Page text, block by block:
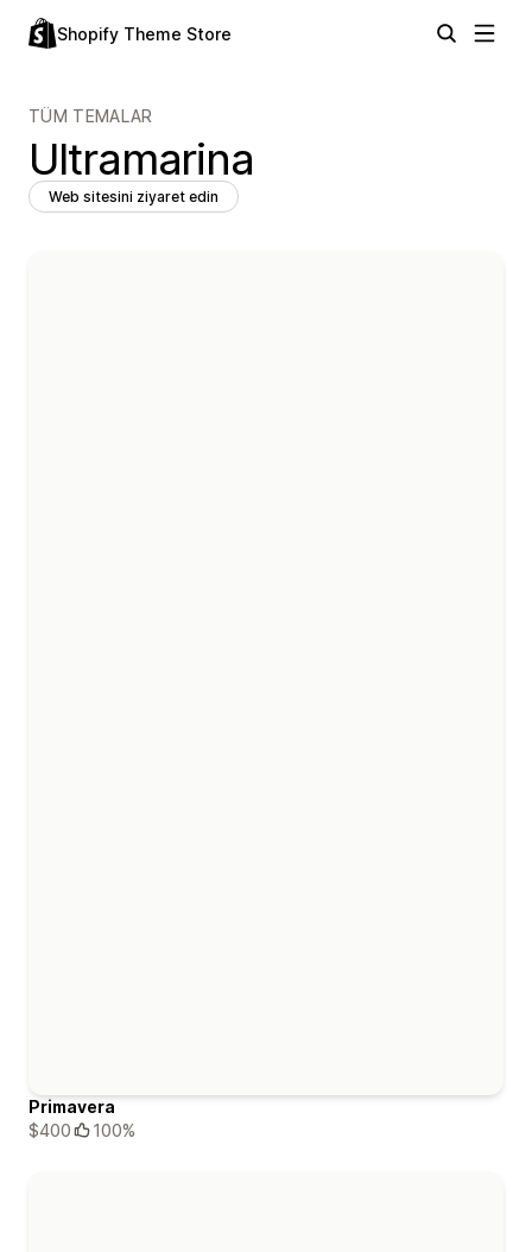
Shopify Theme Store
TÜM TEMALAR
Ultramarina
Web sitesini ziyaret edin
Primavera
$400
100%